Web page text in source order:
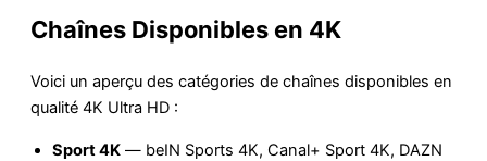
Chaînes Disponibles en 4K
Voici un aperçu des catégories de chaînes disponibles en
qualité 4K Ultra HD :
Sport 4K — beIN Sports 4K, Canal+ Sport 4K, DAZN